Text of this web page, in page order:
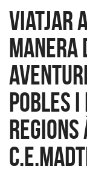
Viatjar
pobles
regions